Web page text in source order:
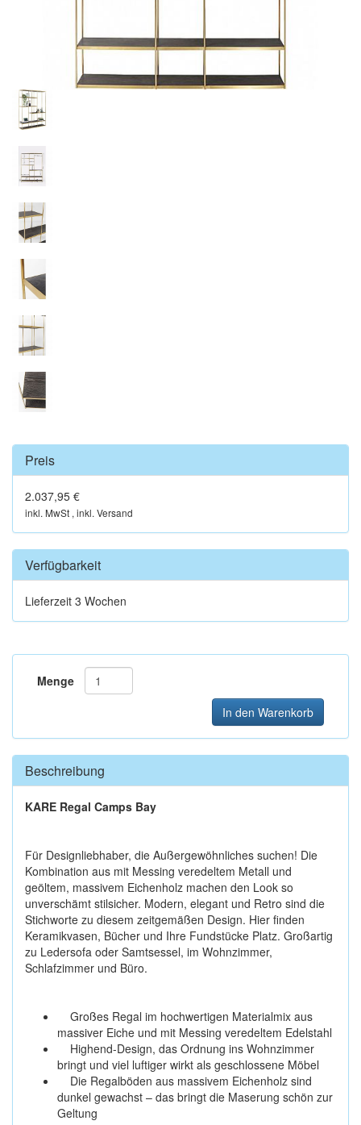
Preis
2.037,95 €
inkl. MwSt , inkl. Versand
Verfügbarkeit
Lieferzeit 3 Wochen
Menge
In den Warenkorb
Beschreibung
KARE Regal Camps Bay
Für Designliebhaber, die Außergewöhnliches suchen! Die
Kombination aus mit Messing veredeltem Metall und
geöltem, massivem Eichenholz machen den Look so
unverschämt stilsicher. Modern, elegant und Retro sind die
Stichworte zu diesem zeitgemäßen Design. Hier finden
Keramikvasen, Bücher und Ihre Fundstücke Platz. Großartig
zu Ledersofa oder Samtsessel, im Wohnzimmer,
Schlafzimmer und Büro.
Großes Regal im hochwertigen Materialmix aus
massiver Eiche und mit Messing veredeltem Edelstahl
Highend-Design, das Ordnung ins Wohnzimmer
bringt und viel luftiger wirkt als geschlossene Möbel
Die Regalböden aus massivem Eichenholz sind
dunkel gewachst – das bringt die Maserung schön zur
Geltung